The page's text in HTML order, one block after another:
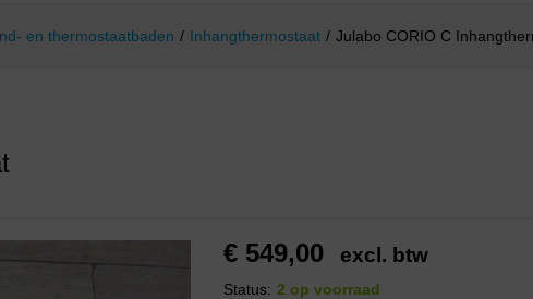
en thermostaatbaden / Inhangthermostaat / Julabo CORIO C
€ 549,00 excl. btw
Status: 2 op voorraad